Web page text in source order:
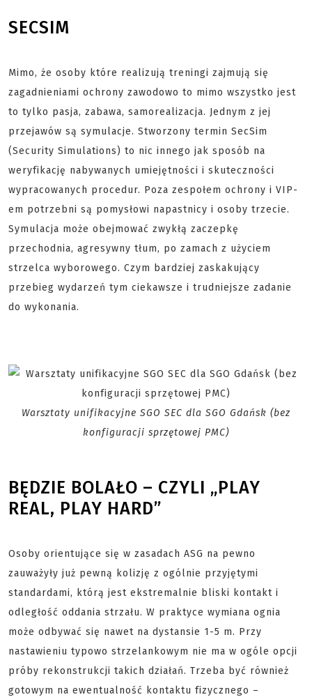
SECSIM
Mimo, że osoby które realizują treningi zajmują się
zagadnieniami ochrony zawodowo to mimo wszystko jest
to tylko pasja, zabawa, samorealizacja. Jednym z jej
przejawów są symulacje. Stworzony termin SecSim
(Security Simulations) to nic innego jak sposób na
weryfikację nabywanych umiejętności i skuteczności
wypracowanych procedur. Poza zespołem ochrony i VIP-
em potrzebni są pomysłowi napastnicy i osoby trzecie.
Symulacja może obejmować zwykłą zaczepkę
przechodnia, agresywny tłum, po zamach z użyciem
strzelca wyborowego. Czym bardziej zaskakujący
przebieg wydarzeń tym ciekawsze i trudniejsze zadanie
do wykonania.
Warsztaty unifikacyjne SGO SEC dla SGO Gdańsk (bez
konfiguracji sprzętowej PMC)
BĘDZIE BOLAŁO – CZYLI „PLAY
REAL, PLAY HARD”
Osoby orientujące się w zasadach ASG na pewno
zauważyły już pewną kolizję z ogólnie przyjętymi
standardami, którą jest ekstremalnie bliski kontakt i
odległość oddania strzału. W praktyce wymiana ognia
może odbywać się nawet na dystansie 1-5 m. Przy
nastawieniu typowo strzelankowym nie ma w ogóle opcji
próby rekonstrukcji takich działań. Trzeba być również
gotowym na ewentualność kontaktu fizycznego –